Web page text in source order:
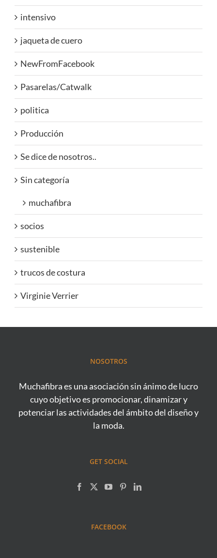
intensivo
jaqueta de cuero
NewFromFacebook
Pasarelas/Catwalk
politica
Producción
Se dice de nosotros..
Sin categoría
muchafibra
socios
sustenible
trucos de costura
Virginie Verrier
NOSOTROS
Muchafibra es una asociación sin ánimo de lucro
cuyo objetivo es promocionar, dinamizar y
potenciar las actividades del ámbito del diseño y
la moda.
GET SOCIAL
FACEBOOK